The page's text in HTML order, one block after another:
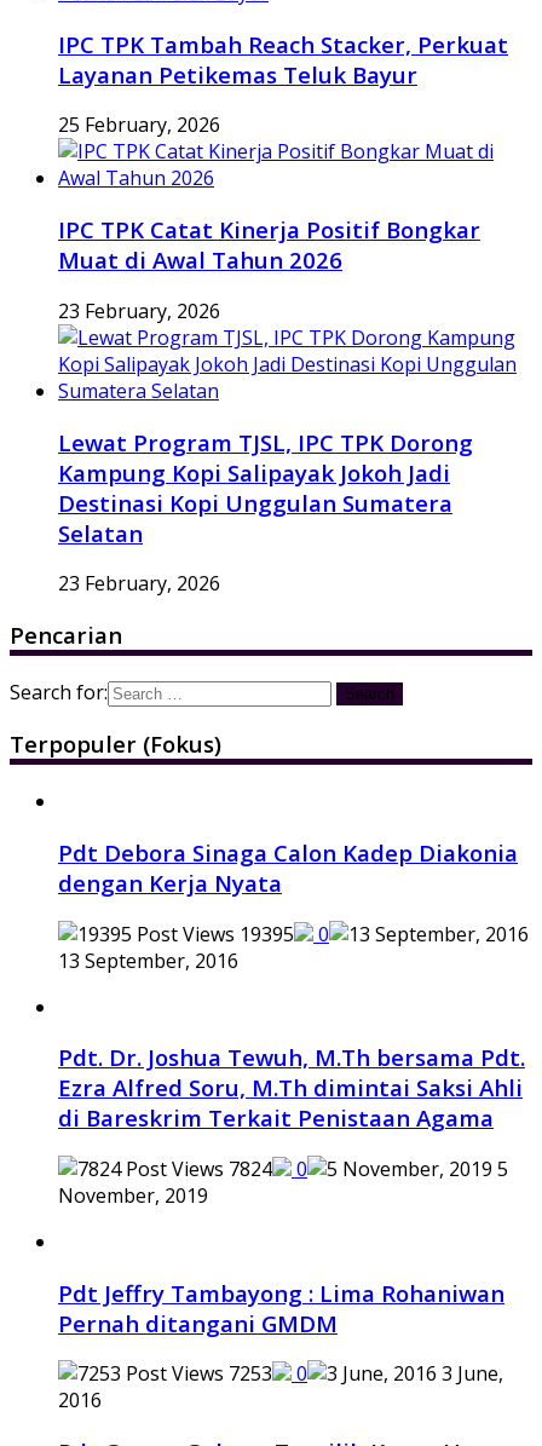
IPC TPK Tambah Reach Stacker, Perkuat
Layanan Petikemas Teluk Bayur
25 February, 2026
IPC TPK Catat Kinerja Positif Bongkar
Muat di Awal Tahun 2026
23 February, 2026
Lewat Program TJSL, IPC TPK Dorong
Kampung Kopi Salipayak Jokoh Jadi
Destinasi Kopi Unggulan Sumatera
Selatan
23 February, 2026
Pencarian
Search for:
Terpopuler (Fokus)
Pdt Debora Sinaga Calon Kadep Diakonia
dengan Kerja Nyata
19395
0
13 September, 2016
Pdt. Dr. Joshua Tewuh, M.Th bersama Pdt.
Ezra Alfred Soru, M.Th dimintai Saksi Ahli
di Bareskrim Terkait Penistaan Agama
7824 0
5
November, 2019
Pdt Jeffry Tambayong : Lima Rohaniwan
Pernah ditangani GMDM
7253 0
3 June,
2016